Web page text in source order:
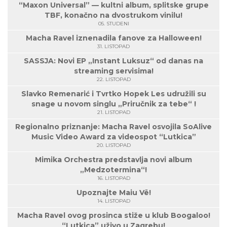
“Maxon Universal” — kultni album, splitske grupe
TBF, konačno na dvostrukom vinilu!
05. STUDENI
Macha Ravel iznenadila fanove za Halloween!
31. LISTOPAD
SASSJA: Novi EP „Instant Luksuz“ od danas na
streaming servisima!
22. LISTOPAD
Slavko Remenarić i Tvrtko Hopek Les udružili su
snage u novom singlu „Priručnik za tebe“ !
21. LISTOPAD
Regionalno priznanje: Macha Ravel osvojila SoAlive
Music Video Award za videospot “Lutkica”
20. LISTOPAD
Mimika Orchestra predstavlja novi album
„Medzotermina“!
16. LISTOPAD
Upoznajte Maiu Vë!
14. LISTOPAD
Macha Ravel ovog prosinca stiže u klub Boogaloo!